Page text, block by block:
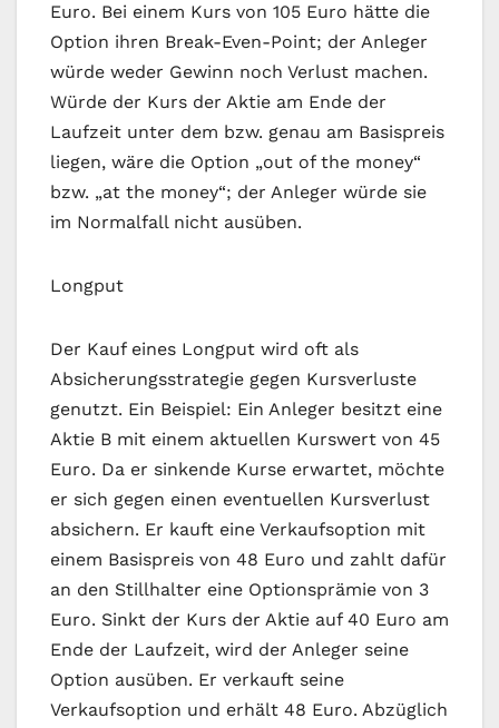
Euro. Bei einem Kurs von 105 Euro hätte die
Option ihren Break-Even-Point; der Anleger
würde weder Gewinn noch Verlust machen.
Würde der Kurs der Aktie am Ende der
Laufzeit unter dem bzw. genau am Basispreis
liegen, wäre die Option „out of the money“
bzw. „at the money“; der Anleger würde sie
im Normalfall nicht ausüben.
Longput
Der Kauf eines Longput wird oft als
Absicherungsstrategie gegen Kursverluste
genutzt. Ein Beispiel: Ein Anleger besitzt eine
Aktie B mit einem aktuellen Kurswert von 45
Euro. Da er sinkende Kurse erwartet, möchte
er sich gegen einen eventuellen Kursverlust
absichern. Er kauft eine Verkaufsoption mit
einem Basispreis von 48 Euro und zahlt dafür
an den Stillhalter eine Optionsprämie von 3
Euro. Sinkt der Kurs der Aktie auf 40 Euro am
Ende der Laufzeit, wird der Anleger seine
Option ausüben. Er verkauft seine
Verkaufsoption und erhält 48 Euro. Abzüglich